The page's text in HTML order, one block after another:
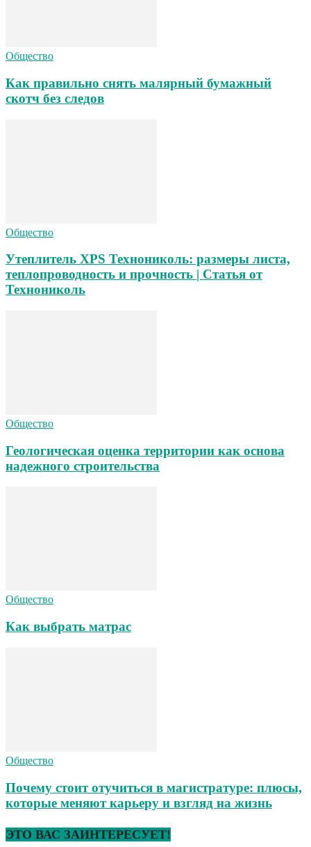
Общество
Как правильно снять малярный бумажный
скотч без следов
Общество
Утеплитель XPS Технониколь: размеры листа,
теплопроводность и прочность | Статья от
Технониколь
Общество
Геологическая оценка территории как основа
надежного строительства
Общество
Как выбрать матрас
Общество
Почему стоит отучиться в магистратуре: плюсы,
которые меняют карьеру и взгляд на жизнь
ЭТО ВАС ЗАИНТЕРЕСУЕТ!